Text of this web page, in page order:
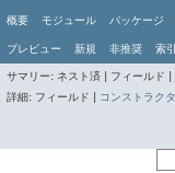
概要 モジュール パッケージ
プレビュー 新規 非推奨 索引
サマリー: ネスト済 | フィールド |
詳細: フィールド | コンストラクタ